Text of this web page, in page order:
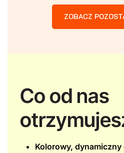
ZOBACZ
Co od nas
Kolorowy,